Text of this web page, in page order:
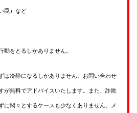
罠）など
動をとるしかありません。
は冷静になるしかありません。お問い合わせ
が無料でアドバイスいたします。また、詐欺
に悶々とするケースも少なくありません。メ